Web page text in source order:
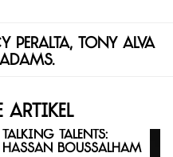
Peralta, Tony Alva
Artikel
Talking Talents:
Hassan Boussalham